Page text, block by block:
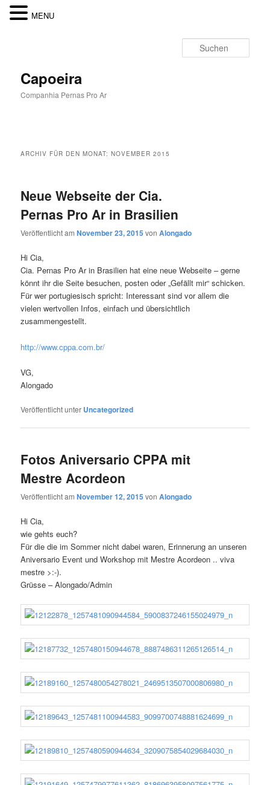
Capoeira
Companhia Pernas Pro Ar
ARCHIV FÜR DEN MONAT:NOVEMBER 2015
Neue Webseite der Cia.
Pernas Pro Ar in Brasilien
Veröffentlicht amNovember 23, 2015 vonAlongado
Hi Cia,
Cia. Pernas Pro Ar in Brasilien hat eine neue Webseite – gerne
könnt ihr die Seite besuchen, posten oder „Gefällt mir“ schicken.
Für wer portugiesisch spricht: Interessant sind vor allem die
vielen wertvollen Infos, einfach und übersichtlich
zusammengestellt.
http://www.cppa.com.br/
VG,
Alongado
Veröffentlicht unter Uncategorized
Fotos Aniversario CPPA mit
Mestre Acordeon
Veröffentlicht amNovember 12, 2015 vonAlongado
Hi Cia,
wie gehts euch?
Für die die im Sommer nicht dabei waren, Erinnerung an unseren
Aniversario Event und Workshop mit Mestre Acordeon .. viva
mestre >:-).
Grüsse – Alongado/Admin
MENU